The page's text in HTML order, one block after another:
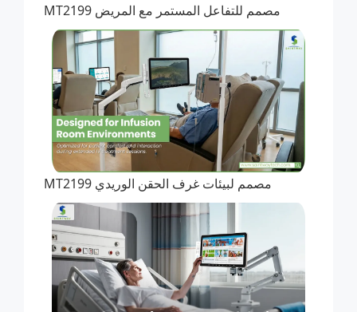
مصمم للتفاعل المستمر مع المريض MT2199
مصمم لبيئات غرف الحقن الوريدي MT2199